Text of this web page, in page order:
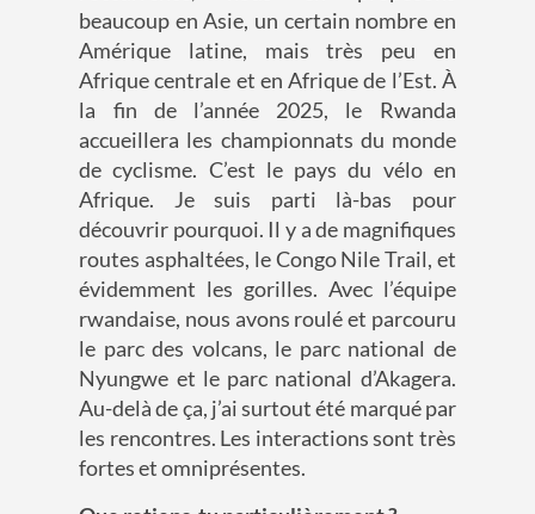
beaucoup en Asie, un certain nombre en
Amérique latine, mais très peu en
Afrique centrale et en Afrique de l’Est. À
la fin de l’année 2025, le Rwanda
accueillera les championnats du monde
de cyclisme. C’est le pays du vélo en
Afrique. Je suis parti là-bas pour
découvrir pourquoi. Il y a de magnifiques
routes asphaltées, le Congo Nile Trail, et
évidemment les gorilles. Avec l’équipe
rwandaise, nous avons roulé et parcouru
le parc des volcans, le parc national de
Nyungwe et le parc national d’Akagera.
Au-delà de ça, j’ai surtout été marqué par
les rencontres. Les interactions sont très
fortes et omniprésentes.